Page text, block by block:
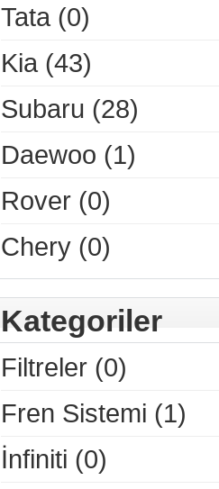
Tata (0)
Kia (43)
Subaru (28)
Daewoo (1)
Rover (0)
Chery (0)
Kategoriler
Filtreler (0)
Fren Sistemi (1)
İnfiniti (0)